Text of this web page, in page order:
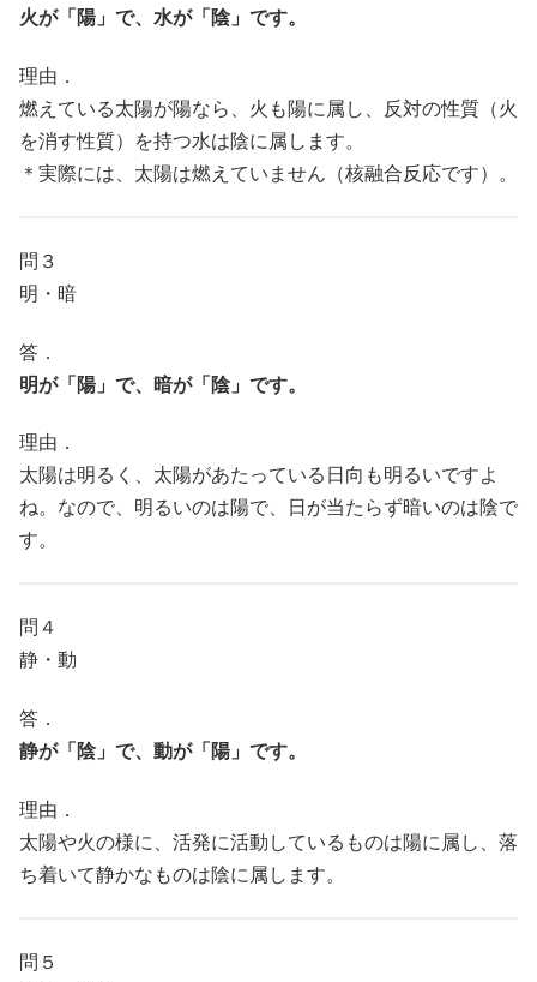
火が「陽」で、水が「陰」です。
理由．
燃えている太陽が陽なら、火も陽に属し、反対の性質（火
を消す性質）を持つ水は陰に属します。
＊実際には、太陽は燃えていません（核融合反応です）。
問３
明・暗
答．
明が「陽」で、暗が「陰」です。
理由．
太陽は明るく、太陽があたっている日向も明るいですよ
ね。なので、明るいのは陽で、日が当たらず暗いのは陰で
す。
問４
静・動
答．
静が「陰」で、動が「陽」です。
理由．
太陽や火の様に、活発に活動しているものは陽に属し、落
ち着いて静かなものは陰に属します。
問５